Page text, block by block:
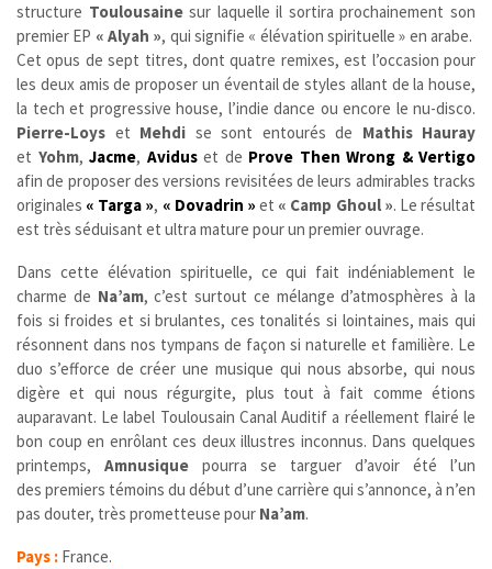
structure Toulousainesur laquelle il sortira prochainement son
premier EP « Alyah », qui signifie « élévation spirituelle » en arabe.
Cet opus de sept titres, dont quatre remixes, est l’occasion pour
les deux amis de proposer un éventail de styles allant de la house,
la tech et progressive house, l’indie dance ou encore le nu-disco.
Pierre-Loys et Mehdi se sont entourés de Mathis Hauray
et Yohm, Jacme, Avidus et de Prove Then Wrong & Vertigo
afin de proposer des versions revisitées de leurs admirables tracks
originales « Targa », « Dovadrin » et « Camp Ghoul ». Le résultat
est très séduisant et ultra mature pour un premier ouvrage.
Dans cette élévation spirituelle, ce qui fait indéniablement le
charme de Na’am, c’est surtout ce mélange d’atmosphères à la
fois si froides et si brulantes, ces tonalités si lointaines, mais qui
résonnent dans nos tympans de façon si naturelle et familière. Le
duo s’efforce de créer une musique qui nous absorbe, qui nous
digère et qui nous régurgite, plus tout à fait comme étions
auparavant. Le label Toulousain Canal Auditif a réellement flairé le
bon coup en enrôlant ces deux illustres inconnus. Dans quelques
printemps, Amnusique pourra se targuer d’avoir été l’un
des premiers témoins du début d’une carrière qui s’annonce, à n’en
pas douter, très prometteuse pour Na’am.
Pays : France.